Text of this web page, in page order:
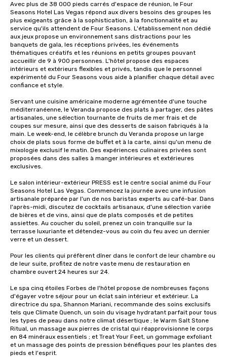
Avec plus de 38 000 pieds carrés d'espace de réunion, le Four
Seasons Hotel Las Vegas répond aux divers besoins des groupes les
plus exigeants grâce à la sophistication, à la fonctionnalité et au
service qu'ils attendent de Four Seasons. L'établissement non dédié
aux jeux propose un environnement sans distractions pour les
banquets de gala, les réceptions privées, les événements
thématiques créatifs et les réunions en petits groupes pouvant
accueillir de 9 à 900 personnes. L'hôtel propose des espaces
intérieurs et extérieurs flexibles et privés, tandis que le personnel
expérimenté du Four Seasons vous aide à planifier chaque détail avec
confiance et style.
Servant une cuisine américaine moderne agrémentée d'une touche
méditerranéenne, le Veranda propose des plats à partager, des pâtes
artisanales, une sélection tournante de fruits de mer frais et de
coupes sur mesure, ainsi que des desserts de saison fabriqués à la
main. Le week-end, le célèbre brunch du Veranda propose un large
choix de plats sous forme de buffet et à la carte, ainsi qu'un menu de
mixologie exclusif le matin. Des expériences culinaires privées sont
proposées dans des salles à manger intérieures et extérieures
exclusives.
Le salon intérieur-extérieur PRESS est le centre social animé du Four
Seasons Hotel Las Vegas. Commencez la journée avec une infusion
artisanale préparée par l'un de nos baristas experts au café-bar. Dans
l'après-midi, discutez de cocktails artisanaux, d'une sélection variée
de bières et de vins, ainsi que de plats composés et de petites
assiettes. Au coucher du soleil, prenez un coin tranquille sur la
terrasse luxuriante et détendez-vous au coin du feu avec un dernier
verre et un dessert.
Pour les clients qui préfèrent dîner dans le confort de leur chambre ou
de leur suite, profitez de notre vaste menu de restauration en
chambre ouvert 24 heures sur 24.
Le spa cinq étoiles Forbes de l'hôtel propose de nombreuses façons
d'égayer votre séjour pour un éclat sain intérieur et extérieur. La
directrice du spa, Shannon Mariani, recommande des soins exclusifs
tels que Climate Quench, un soin du visage hydratant parfait pour tous
les types de peau dans notre climat désertique ; le Warm Salt Stone
Ritual, un massage aux pierres de cristal qui réapprovisionne le corps
en 84 minéraux essentiels ; et Treat Your Feet, un gommage exfoliant
et un massage des points de pression bénéfiques pour les plantes des
pieds et l'esprit.